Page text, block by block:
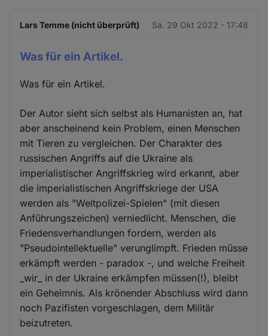
Lars Temme (nicht überprüft) Sa. 29 Okt 2022 - 17:48
Was für ein Artikel.
Was für ein Artikel.
Der Autor sieht sich selbst als Humanisten an, hat
aber anscheinend kein Problem, einen Menschen
mit Tieren zu vergleichen. Der Charakter des
russischen Angriffs auf die Ukraine als
imperialistischer Angriffskrieg wird erkannt, aber
die imperialistischen Angriffskriege der USA
werden als "Weltpolizei-Spielen" (mit diesen
Anführungszeichen) verniedlicht. Menschen, die
Friedensverhandlungen fordern, werden als
"Pseudointellektuelle" verunglimpft. Frieden müsse
erkämpft werden - paradox -, und welche Freiheit
_wir_ in der Ukraine erkämpfen müssen(!), bleibt
ein Geheimnis. Als krönender Abschluss wird dann
noch Pazifisten vorgeschlagen, dem Militär
beizutreten.